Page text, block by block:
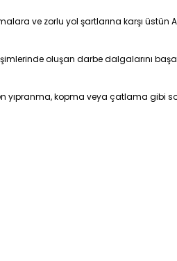
ve zorlu yol şartlarına karşı
oluşan darbe dalgalarını
yıpranma, kopma veya çatlama gibi